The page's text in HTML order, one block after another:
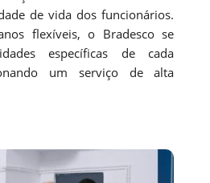
de vida dos funcionários.
flexíveis, o Bradesco se
específicas de cada
um serviço de alta